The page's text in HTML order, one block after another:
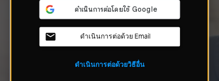
ดำเนินการต่อด้วย Email
ดำเนินการต่อด้วยวิธีอื่น